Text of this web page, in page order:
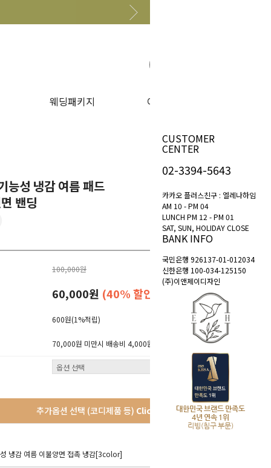
CUSTOMER
CENTER
02-3394-5643
카카오 플러스친구 : 엘레나하임
AM 10 - PM 04
LUNCH PM 12 - PM 01
SAT, SUN, HOLIDAY CLOSE
BANK INFO
국민은행 926137-01-012034
신한은행 100-034-125150
(주)이앤제이디자인
대한민국 브랜드 만족도
4년 연속 1위
리빙(침구 부문)
웨딩패키지
이벤트
능성 냉감 여름 패드
밴딩
100,000원
60,000원 (40% 할인)
600원(1%적립)
70,000원 미만시 배송비 4,000원 (산간지역 3,000원 추가)
추가옵션 선택 (코디제품 등) Click!
냉감 여름 이불양면 접촉 냉감[3color]